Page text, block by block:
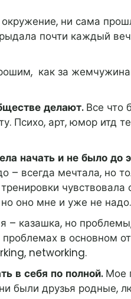
ни сама
почти каждый
как за
делают. Все что
Психо, арт, юмор итд
начать и не было до
– всегда мечтала, но
но оно мне и уже не надо.
– казашка, но
в основном
networking.
в себя по полной. Мое
были друзья родные,